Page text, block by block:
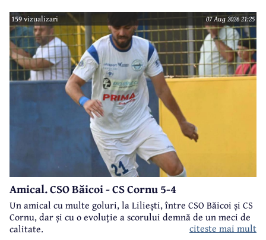
159 vizualizari 07 Aug 2026 21:25
Amical. CSO Băicoi - CS Cornu 5-4
Un amical cu multe goluri, la Liliești, între CSO Băicoi și CS
Cornu, dar și cu o evoluție a scorului demnă de un meci de
calitate.
citeste mai mult